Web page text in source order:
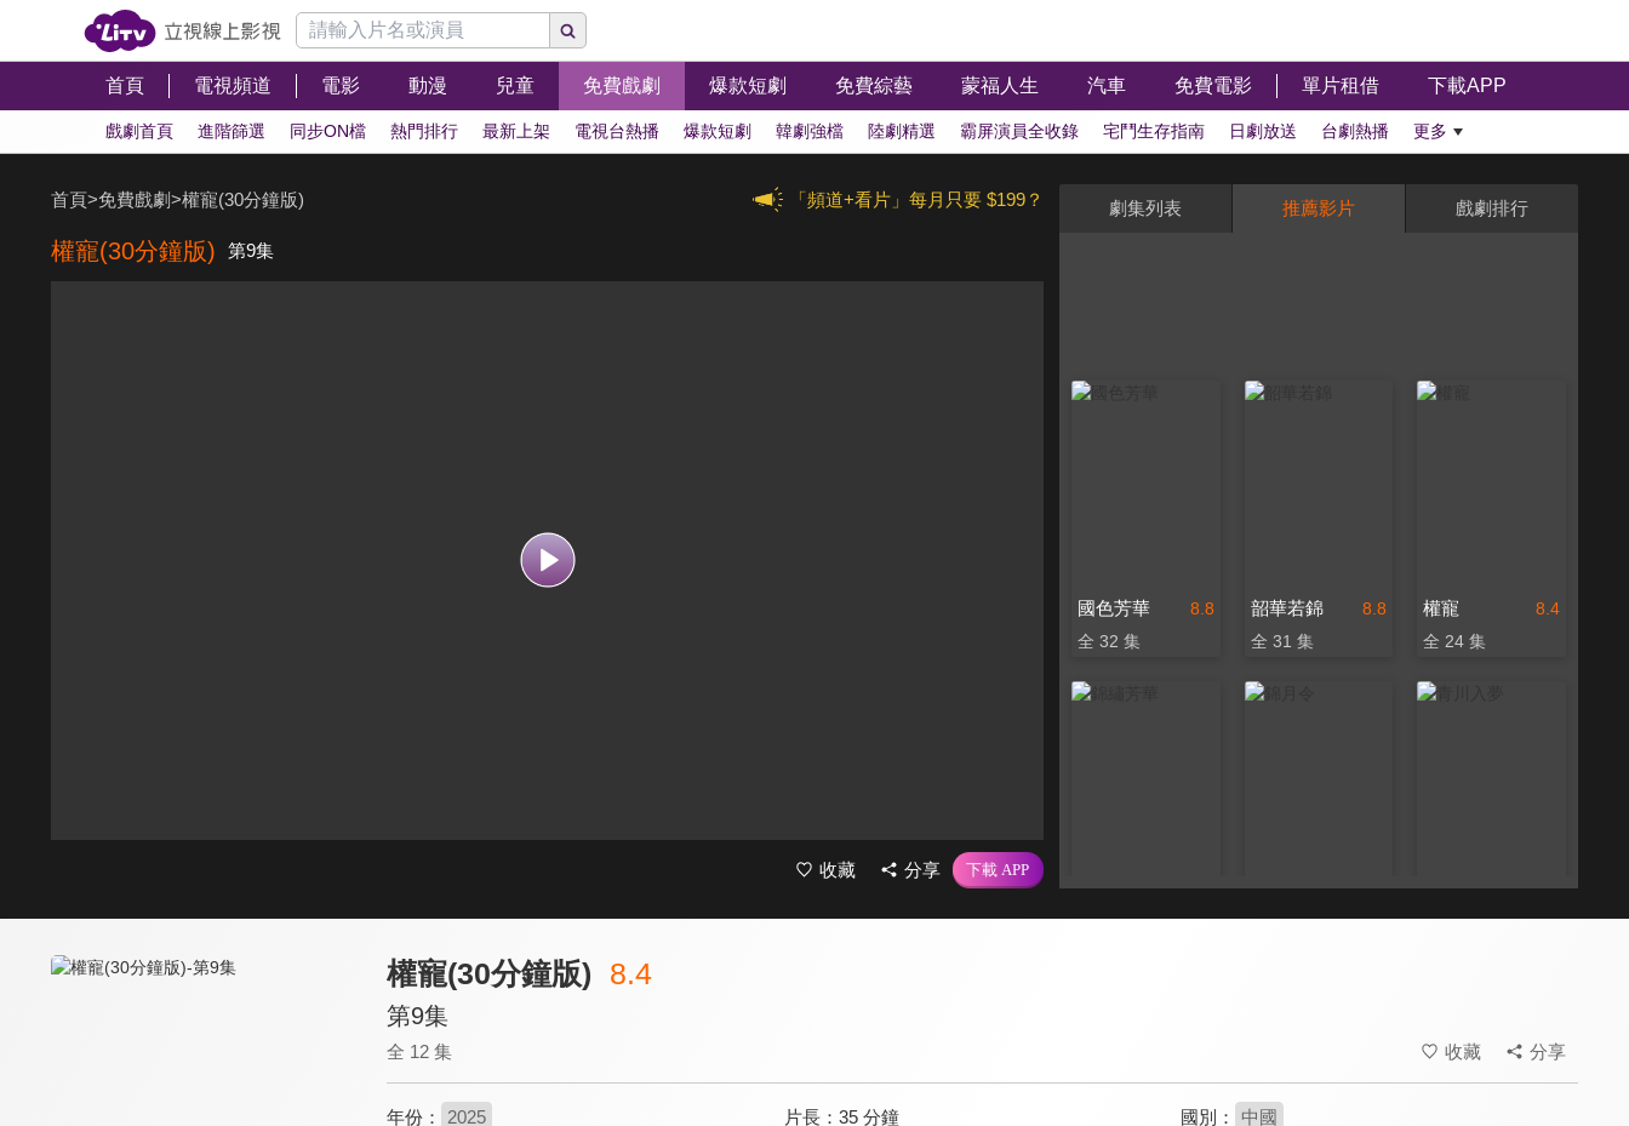
首頁 電視頻道 電影 動漫 兒童 免費戲劇 爆款短劇 免費綜藝 蒙福人生 汽車 免費電影 單片租借 下載APP
戲劇首頁 進階篩選 同步ON檔 熱門排行 最新上架 電視台熱播 爆款短劇 韓劇強檔 陸劇精選 霸屏演員全收錄 宅鬥生存指南 日劇放送 台劇熱播 更多
「頻道+看片」每月只要 $199？
首頁>免費戲劇>權寵(30分鐘版)
權寵(30分鐘版) 第9集
收藏 分享
劇集列表 推薦影片 戲劇排行
8.8
國色芳華
全 32 集
8.8
韶華若錦
全 31 集
8.4
權寵
全 24 集
權寵(30分鐘版) 8.4
第9集
全 12 集 收藏 分享
年份： 2025 片長： 35 分鐘 國別： 中國